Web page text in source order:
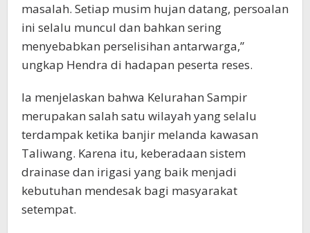
masalah. Setiap musim hujan datang, persoalan
ini selalu muncul dan bahkan sering
menyebabkan perselisihan antarwarga,”
ungkap Hendra di hadapan peserta reses.
Ia menjelaskan bahwa Kelurahan Sampir
merupakan salah satu wilayah yang selalu
terdampak ketika banjir melanda kawasan
Taliwang. Karena itu, keberadaan sistem
drainase dan irigasi yang baik menjadi
kebutuhan mendesak bagi masyarakat
setempat.